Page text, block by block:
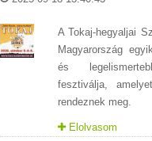
A Tokaj-hegyaljai
Magyarország
és
fesztiválja,
rendeznek meg.
Elolvasom